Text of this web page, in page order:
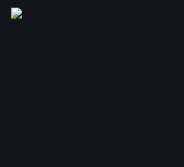
Aveiro quer apostar na cultura